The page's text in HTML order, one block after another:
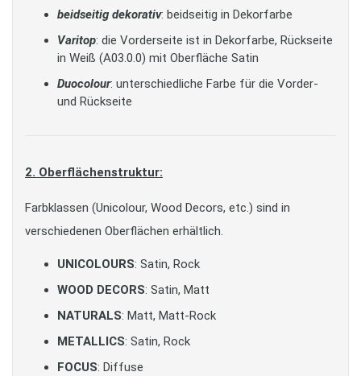
beidseitig dekorativ: beidseitig in Dekorfarbe
Varitop: die Vorderseite ist in Dekorfarbe, Rückseite
in Weiß (A03.0.0) mit Oberfläche Satin
Duocolour: unterschiedliche Farbe für die Vorder-
und Rückseite
2. Oberflächenstruktur:
Farbklassen (Unicolour, Wood Decors, etc.) sind in
verschiedenen Oberflächen erhältlich.
UNICOLOURS: Satin, Rock
WOOD DECORS: Satin, Matt
NATURALS: Matt, Matt-Rock
METALLICS: Satin, Rock
FOCUS: Diffuse